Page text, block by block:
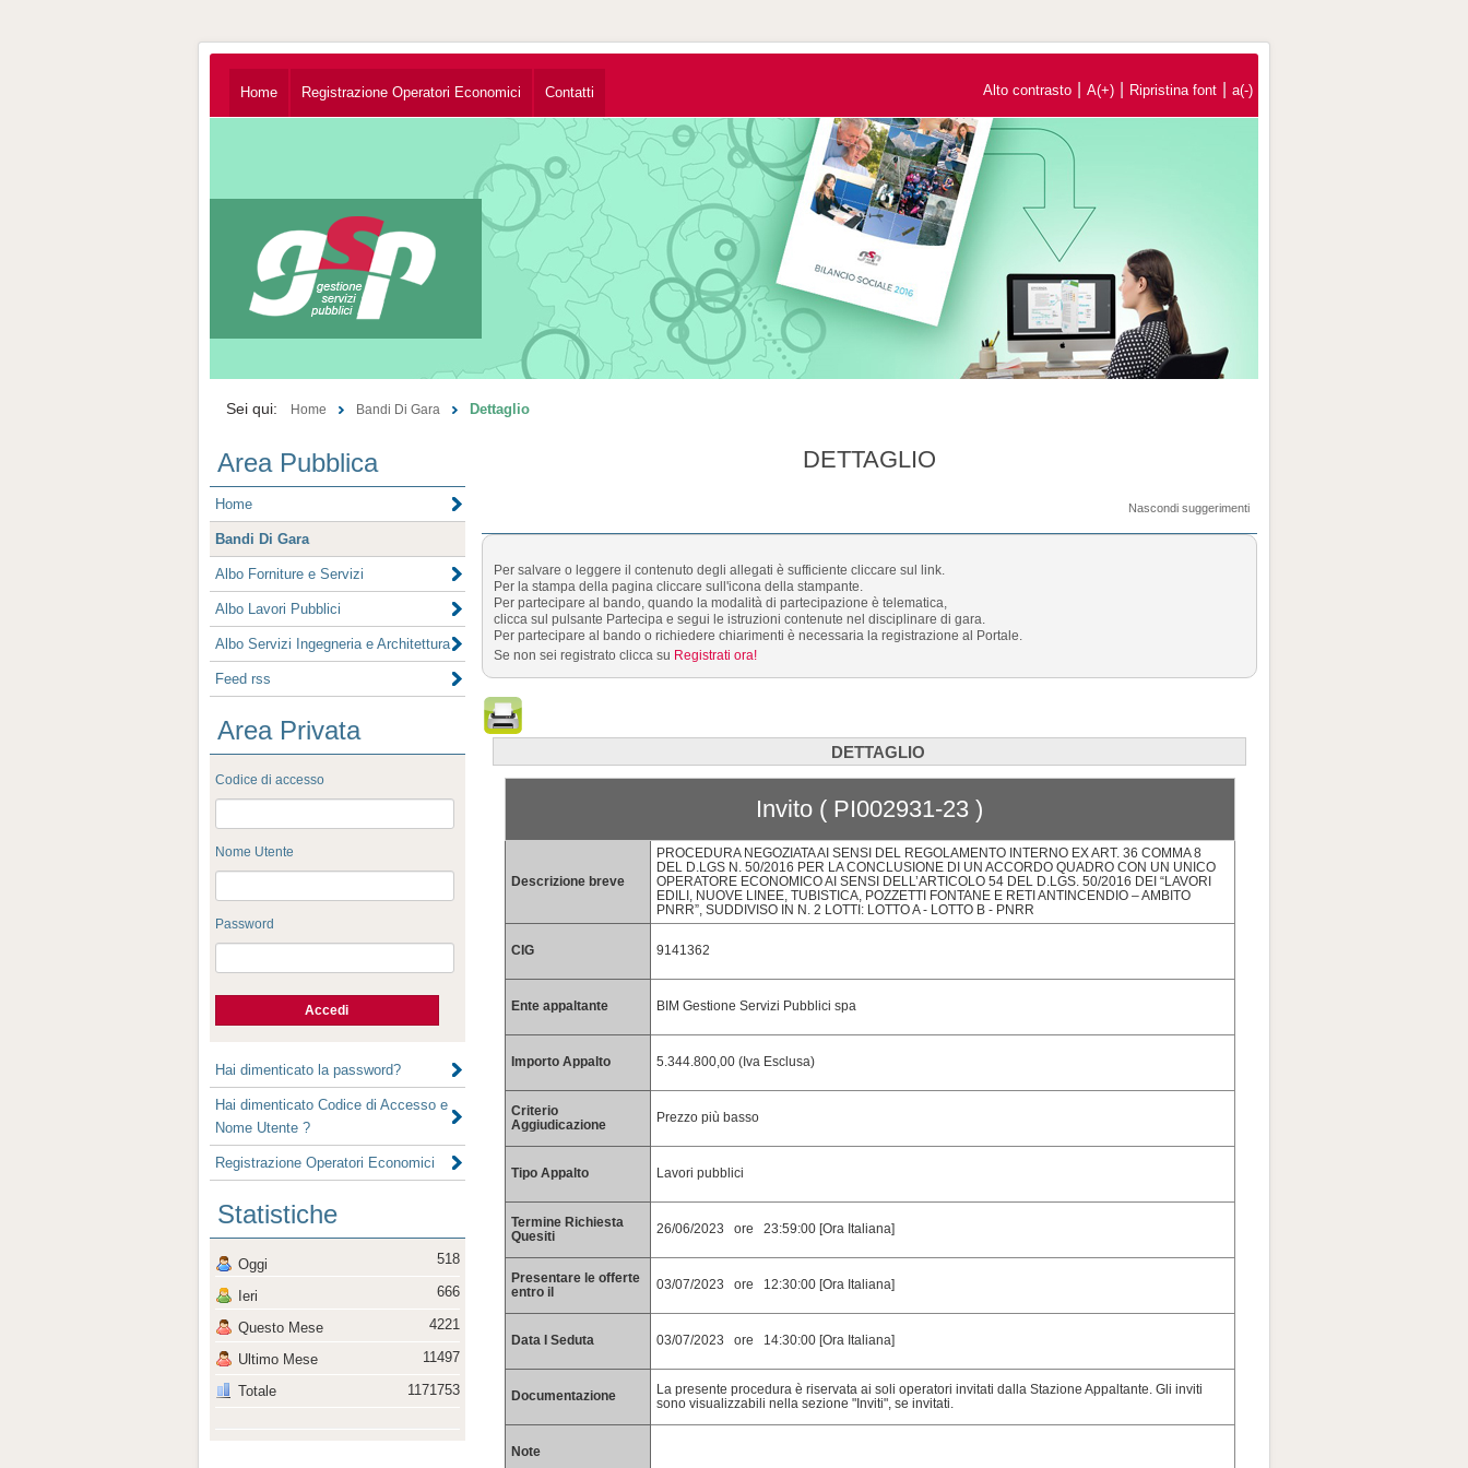
Home Registrazione Operatori Economici Contatti Alto contrasto A(+) Ripristina font a(-)
Sei qui: Home Bandi Di Gara Dettaglio
Area Pubblica
Home
Bandi Di Gara
Albo Forniture e Servizi
Albo Lavori Pubblici
Albo Servizi Ingegneria e Architettura
Feed rss
Area Privata
Codice di accesso
Nome Utente
Password
Hai dimenticato la password?
Hai dimenticato Codice di Accesso e
Nome Utente ?
Registrazione Operatori Economici
Statistiche
Oggi
Ieri
Questo Mese
Ultimo Mese
Totale
518
666
4221
11497
1171753
DETTAGLIO
Nascondi suggerimenti
Per salvare o leggere il contenuto degli allegati è sufficiente cliccare sul link.
Per la stampa della pagina cliccare sull'icona della stampante.
Per partecipare al bando, quando la modalità di partecipazione è telematica,
clicca sul pulsante Partecipa e segui le istruzioni contenute nel disciplinare di gara.
Per partecipare al bando o richiedere chiarimenti è necessaria la registrazione al Portale.
Se non sei registrato clicca su Registrati ora!
DETTAGLIO
Invito ( PI002931-23 )
Descrizione breve
PROCEDURA NEGOZIATA AI SENSI DEL REGOLAMENTO INTERNO EX ART. 36 COMMA 8
DEL D.LGS N. 50/2016 PER LA CONCLUSIONE DI UN ACCORDO QUADRO CON UN UNICO
OPERATORE ECONOMICO AI SENSI DELL’ARTICOLO 54 DEL D.LGS. 50/2016 DEI “LAVORI
EDILI, NUOVE LINEE, TUBISTICA, POZZETTI FONTANE E RETI ANTINCENDIO – AMBITO
PNRR”, SUDDIVISO IN N. 2 LOTTI: LOTTO A - LOTTO B - PNRR
CIG 9141362
Ente appaltante BIM Gestione Servizi Pubblici spa
Importo Appalto 5.344.800,00 (Iva Esclusa)
Criterio
Aggiudicazione
Prezzo più basso
Tipo Appalto Lavori pubblici
Termine Richiesta
Quesiti
26/06/2023 ore 23:59:00 [Ora Italiana]
Presentare le offerte
entro il
03/07/2023 ore 12:30:00 [Ora Italiana]
Data I Seduta 03/07/2023 ore 14:30:00 [Ora Italiana]
Documentazione
La presente procedura è riservata ai soli operatori invitati dalla Stazione Appaltante. Gli inviti
sono visualizzabili nella sezione "Inviti", se invitati.
Note